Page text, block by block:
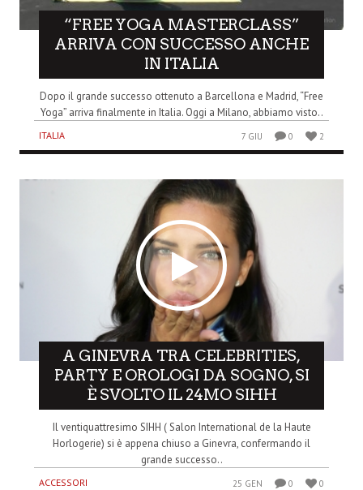
“FREE YOGA MASTERCLASS”
ARRIVA CON SUCCESSO ANCHE
IN ITALIA
Dopo il grande successo ottenuto a Barcellona e Madrid, “Free
Yoga” arriva finalmente in Italia. Oggi a Milano, abbiamo visto..
ITALIA 7 GIU 0 2
A GINEVRA TRA CELEBRITIES,
PARTY E OROLOGI DA SOGNO, SI
È SVOLTO IL 24MO SIHH
Il ventiquattresimo SIHH ( Salon International de la Haute
Horlogerie) si è appena chiuso a Ginevra, confermando il
grande successo..
ACCESSORI 25 GEN 0 0